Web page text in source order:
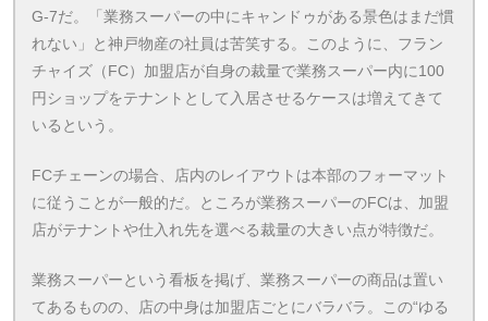
G-7だ。「業務スーパーの中にキャンドゥがある景色はまだ慣
れない」と神戸物産の社員は苦笑する。このように、フラン
チャイズ（FC）加盟店が自身の裁量で業務スーパー内に100
円ショップをテナントとして入居させるケースは増えてきて
いるという。
FCチェーンの場合、店内のレイアウトは本部のフォーマット
に従うことが一般的だ。ところが業務スーパーのFCは、加盟
店がテナントや仕入れ先を選べる裁量の大きい点が特徴だ。
業務スーパーという看板を掲げ、業務スーパーの商品は置い
てあるものの、店の中身は加盟店ごとにバラバラ。この“ゆる